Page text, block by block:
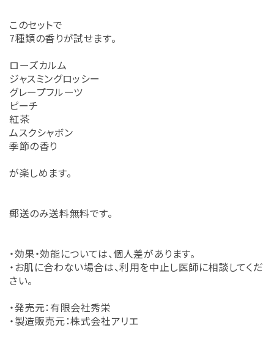
このセットで
7種類の香りが試せます。
ローズカルム
ジャスミングロッシー
グレープフルーツ
ピーチ
紅茶
ムスクシャボン
季節の香り
が楽しめます。
郵送のみ送料無料です。
・効果・効能については、個人差があります。
・お肌に合わない場合は、利用を中止し医師に相談してくだ
さい。
・発売元：有限会社秀栄
・製造販売元：株式会社アリエ